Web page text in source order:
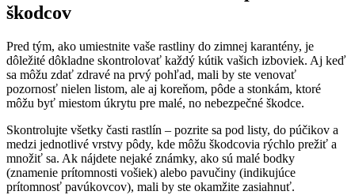
škodcov
Pred tým, ako umiestnite vaše rastliny do zimnej karantény, je
dôležité dôkladne skontrolovať každý kútik vašich izboviek. Aj keď
sa môžu zdať zdravé na prvý pohľad, mali by ste venovať
pozornosť nielen listom, ale aj koreňom, pôde a stonkám, ktoré
môžu byť miestom úkrytu pre malé, no nebezpečné škodce.
Skontrolujte všetky časti rastlín – pozrite sa pod listy, do púčikov a
medzi jednotlivé vrstvy pôdy, kde môžu škodcovia rýchlo prežiť a
množiť sa. Ak nájdete nejaké známky, ako sú malé bodky
(znamenie prítomnosti vošiek) alebo pavučiny (indikujúce
prítomnosť pavúkovcov), mali by ste okamžite zasiahnuť.